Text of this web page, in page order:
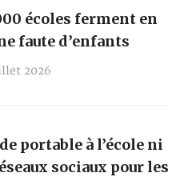
écoles ferment en
faute d’enfants
2026
portable à l’école ni
sociaux pour les